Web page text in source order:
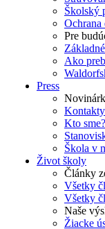
Školský
Ochrana
Pre
Ako
Press
Kto sme?
Škola v
Život školy
Články
Všetky
Všetky
Naše
Žiacke